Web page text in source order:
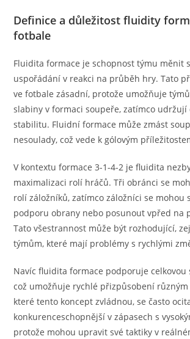
Definice a důležitost fluidity
fotbale
Fluidita formace je schopnost týmu měnit
uspořádání v reakci na průběh hry. Tato
ve fotbale zásadní, protože umožňuje
slabiny v formaci soupeře, zatímco
stabilitu. Fluidní formace může zmást
nesoulady, což vede k gólovým
V kontextu formace 3-1-4-2 je fluidita
maximalizaci rolí hráčů. Tři obránci se
rolí záložníků, zatímco záložníci se mohou
podporu obrany nebo posunout vpřed na
Tato všestrannost může být rozhodující,
týmům, které mají problémy s rychlými
Navíc fluidita formace podporuje celkovou
což umožňuje rychlé přizpůsobení
které tento koncept zvládnou, se často
konkurenceschopnější v zápasech s
protože mohou upravit své taktiky v